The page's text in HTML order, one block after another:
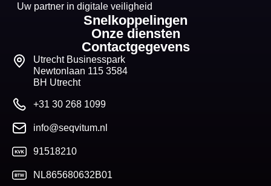
Uw partner in digitale veiligheid
Snelkoppelingen
Onze diensten
Contactgegevens
Utrecht Businesspark
Newtonlaan 115 3584
BH Utrecht
+31 30 268 1099
info@seqvitum.nl
91518210
NL865680632B01